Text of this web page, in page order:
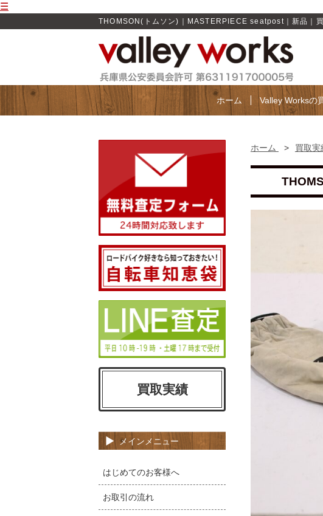
☰
THOMSON(トムソン)｜MASTERPIECE seatpost｜新品｜
ホーム Valley Worksの
ホーム > 買取実
買取実績
メインメニュー
はじめてのお客様へ
お取引の流れ